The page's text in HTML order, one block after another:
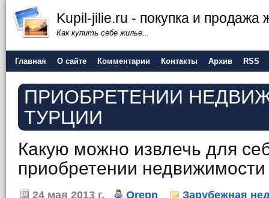
Kupil-jilie.ru - покупка и продажа
Как купить себе жилье...
Главная О сайте Комментарии Контакты Архив RSS
ПРИОБРЕТЕНИИ
ТУРЦИИ
Какую можно извлечь для
приобретении
24 мая 2013 г. Orepn Зарубежная